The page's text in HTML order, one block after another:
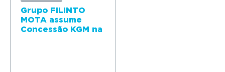
Grupo FILINTO
MOTA assume
Concessão KGM na